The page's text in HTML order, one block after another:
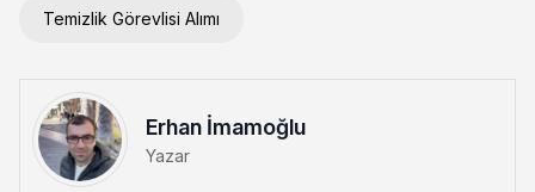
Temizlik Görevlisi Alımı
Erhan İmamoğlu
Yazar